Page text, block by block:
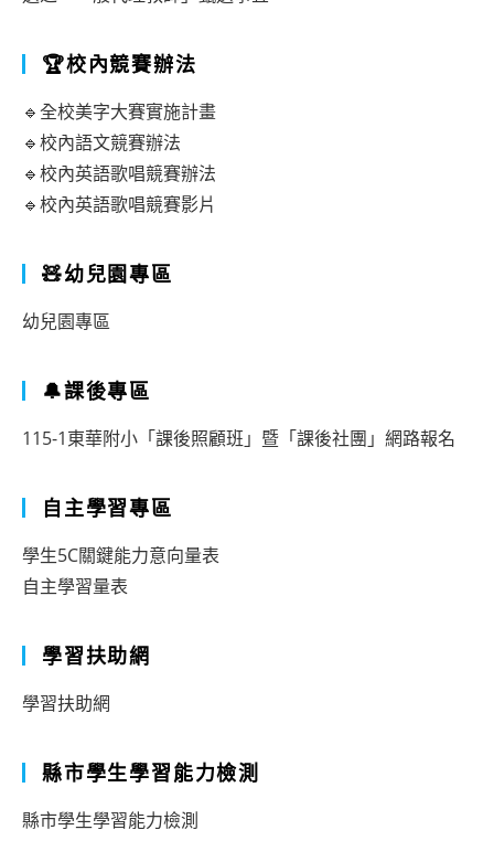
🏆校內競賽辦法
🔹全校美字大賽實施計畫
🔹校內語文競賽辦法
🔹校內英語歌唱競賽辦法
🔹校內英語歌唱競賽影片
🧸幼兒園專區
幼兒園專區
🔔課後專區
115-1東華附小「課後照顧班」暨「課後社團」網路報名
自主學習專區
學生5C關鍵能力意向量表
自主學習量表
學習扶助網
學習扶助網
縣市學生學習能力檢測
縣市學生學習能力檢測